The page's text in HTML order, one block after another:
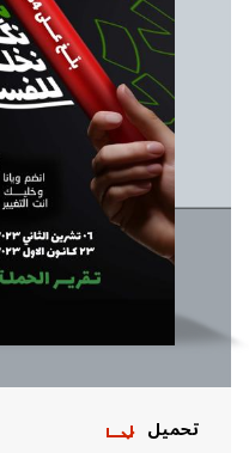
تحميل